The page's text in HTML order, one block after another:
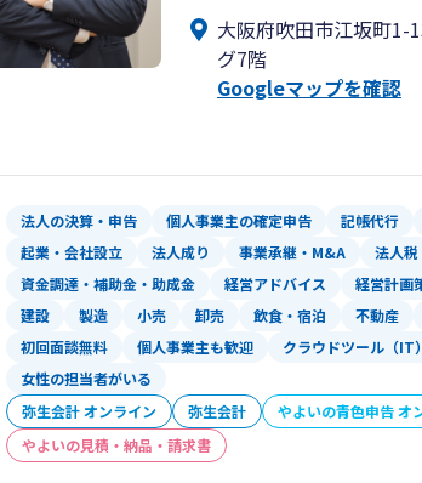
テクノロジー・クリエイ
・IT業、広告業、
・教育業（学習塾・予備
・美容業（マツエク含む
・機械設備・設置保守、
し、常にお客様の傍に寄
ズは多様化しており、ひ
ことができません。お客
経営革新等支援機関推進
ることが可能です。
また、中小企業経営力強
とから、補助金や助成金
グループ内の弁護士法人
力し、
大阪府吹田市江坂町1-
グ7階
Googleマップを確認
法人の決算・申告 個人事業主の確定申告 記帳代行
起業・会社設立
法人成り 事業承継・M&A 法人税
資金調達・補助金・助成金
経営アドバイス 経営計画
建設
製造 小売 卸売 飲食・宿泊 不動産
初回面談無料
個人事業主も歓迎 クラウドツール（IT
女性の担当者がいる
弥生会計 オンライン
弥生会計 やよいの青色申告 オ
やよいの見積・納品・請求書